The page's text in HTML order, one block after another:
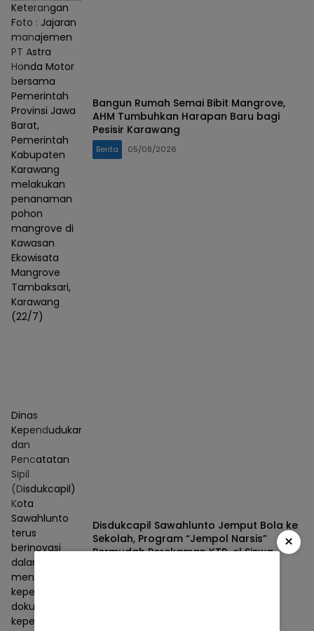
Keterangan
Foto : Jajaran
manajemen
PT Astra
Honda Motor
bersama
Pemerintah
Provinsi Jawa
Barat,
Pemerintah
Kabupaten
Karawang
melakukan
penanaman
pohon
mangrove di
Kawasan
Ekowisata
Mangrove
Tambaksari,
Karawang
(22/7)
Bangun Rumah Semai Bibit Mangrove,
AHM Tumbuhkan Harapan Baru bagi
Pesisir Karawang
Berita 05/08/2026
Dinas
Kependudukan
dan
Pencatatan
Sipil
(Disdukcapil)
Kota
Sawahlunto
terus
berinovasi
dalam
meningkatkan
kepemilikan
dokumen
kependudukan
Disdukcapil Sawahlunto Jemput Bola ke
Sekolah, Program “Jempol Narsis”
Permudah Perekaman KTP-el Siswa
×